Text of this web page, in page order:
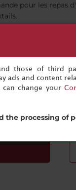
pour les repas
un clic de votre
those of third
ads and content
can change your
the processing of